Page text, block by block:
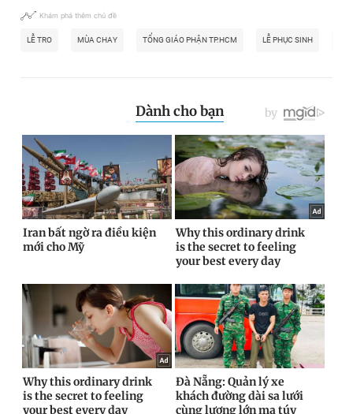
Khám phá thêm chủ đề
LỄ TRO MÙA CHAY TỔNG GIÁO PHẬN TP.HCM LỄ PHỤC SINH